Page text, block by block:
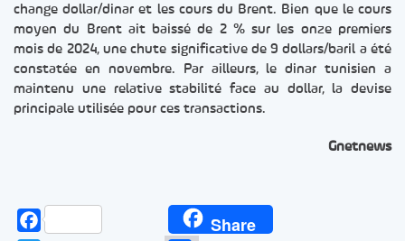
change dollar/dinar et les cours du Brent. Bien que le cours
moyen du Brent ait baissé de 2 % sur les onze premiers
mois de 2024, une chute significative de 9 dollars/baril a été
constatée en novembre. Par ailleurs, le dinar tunisien a
maintenu une relative stabilité face au dollar, la devise
principale utilisée pour ces transactions.
Gnetnews
Facebook Share